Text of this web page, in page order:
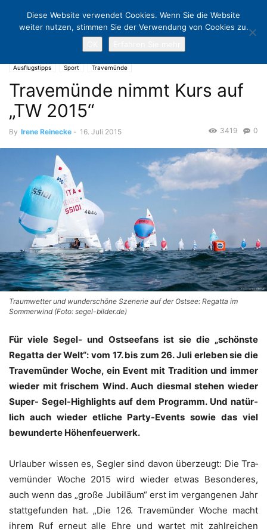
Ausflugstipps Sport Travemünde
Travemünde nimmt Kurs auf
„TW 2015“
By Irene Reinecke - 16. Juli 2015 0
3419
Traumwetter und wunderschöne Szenerie auf der Ostsee: Regatta im
Sommerwind (Foto: segel-bilder.de)
Für vie­le Segel- und Ost­see­fans ist sie die „schöns­te
Regat­ta der Welt“: vom 17. bis zum 26. Juli erle­ben sie die
Tra­ve­mün­der Woche, ein Event mit Tra­di­ti­on und immer
wie­der mit fri­schem Wind. Auch dies­mal ste­hen wie­der
Super- Segel-High­lights auf dem Pro­gramm. Und natür­
lich auch wie­der etli­che Par­ty-Events sowie das viel
bewun­der­te Höhenfeuerwerk.
Urlau­ber wis­sen es, Seg­ler sind davon über­zeugt: Die Tra­
ve­mün­der Woche 2015 wird wie­der etwas Beson­de­res,
auch wenn das „gro­ße Jubi­lä­um“ erst im ver­gan­ge­nen Jahr
statt­ge­fun­den hat. „Die 126. Tra­ve­mün­der Woche macht
ihrem Ruf erneut alle Ehre und war­tet mit zahl­rei­chen
Diese Website verwendet Cookies. Wenn Sie die Website
weiter nutzen, stimmen Sie der Verwendung von Cookies zu.